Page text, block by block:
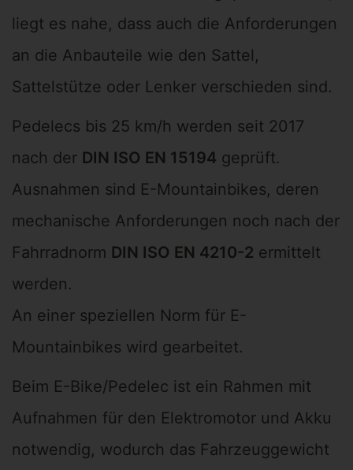
liegt es nahe, dass auch die Anforderungen
an die Anbauteile wie den Sattel,
Sattelstütze oder Lenker verschieden sind.
Pedelecs bis 25 km/h werden seit 2017
nach der DIN ISO EN 15194 geprüft.
Ausnahmen sind E-Mountainbikes, deren
mechanische Anforderungen noch nach der
Fahrradnorm DIN ISO EN 4210-2 ermittelt
werden.
An einer speziellen Norm für E-
Mountainbikes wird gearbeitet.
Beim E-Bike/Pedelec ist ein Rahmen mit
Aufnahmen für den Elektromotor und Akku
notwendig, wodurch das Fahrzeuggewicht